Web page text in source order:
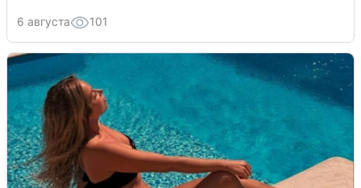
6 августа 101